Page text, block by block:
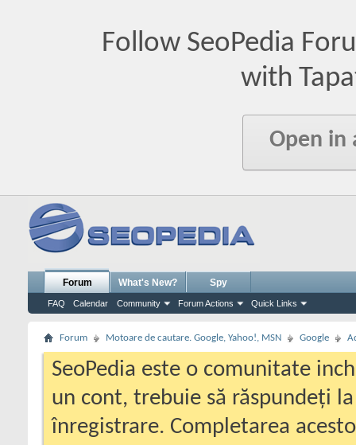
Follow SeoPedia
with
Open in
Forum
FAQ Calendar Community Forum Actions Quick Links
What's New? Spy
Forum Motoare de cautare. Google, Yahoo!, MSN Google
SeoPedia este o comunitate
un cont, trebuie să răspundeți
înregistrare. Completarea